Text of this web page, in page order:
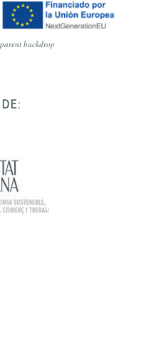
backdrop